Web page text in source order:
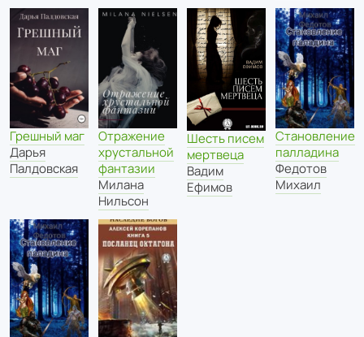
Грешный маг
Дарья
Палдовская
Отражение
хрустальной
фантазии
Милана
Нильсон
Шесть писем
мертвеца
Вадим
Ефимов
Становление
палладина
Федотов
Михаил